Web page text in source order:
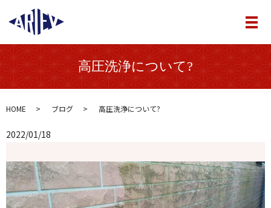
メ
高圧洗浄について?
HOME ブログ 高圧洗浄について?
2022/01/18